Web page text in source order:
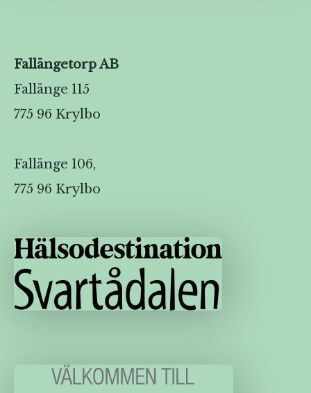
Fallängetorp AB
Fallänge 115
775 96 Krylbo
Fallänge 106,
775 96 Krylbo